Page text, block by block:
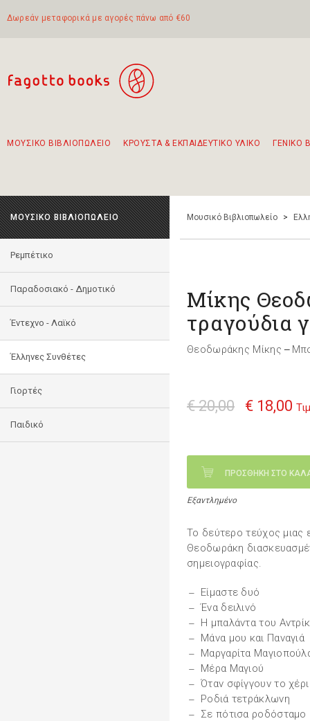
Δωρεάν μεταφορικά με αγορές πάνω από €60
ΜΟΥΣΙΚΟ ΒΙΒΛΙΟΠΩΛΕΙΟ ΚΡΟΥΣΤΑ & ΕΚΠΑΙΔΕΥΤΙΚΟ ΥΛΙΚΟ ΓΕΝΙΚΟ
ΜΟΥΣΙΚΟ ΒΙΒΛΙΟΠΩΛΕΙΟ
Ρεμπέτικο
Παραδοσιακό - Δημοτικό
Έντεχνο - Λαϊκό
Έλληνες Συνθέτες
Γιορτές
Παιδικό
Μουσικό Βιβλιοπωλείο >
Μίκης
τραγούδια
Θεοδωράκης Μίκης —
€ 20,00 € 18,00
ΠΡΟΣΘΗΚΗ ΣΤΟ
Εξαντλημένο
Το δεύτερο τεύχος μιας
Θεοδωράκη
σημειογραφίας.
Είμαστε δυό
Ένα δειλινό
Η μπαλάντα του
Μάνα μου και Παναγιά
Μαργαρίτα
Μέρα Μαγιού
Όταν σφίγγουν το χέρι
Ροδιά τετράκλωνη
Σε πότισα ροδόσταμο